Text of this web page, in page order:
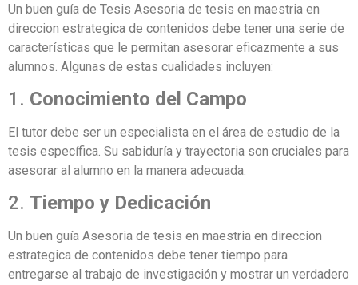
Un buen guía de Tesis Asesoria de tesis en maestria en
direccion estrategica de contenidos debe tener una serie de
características que le permitan asesorar eficazmente a sus
alumnos. Algunas de estas cualidades incluyen:
1. Conocimiento del Campo
El tutor debe ser un especialista en el área de estudio de la
tesis específica. Su sabiduría y trayectoria son cruciales para
asesorar al alumno en la manera adecuada.
2. Tiempo y Dedicación
Un buen guía Asesoria de tesis en maestria en direccion
estrategica de contenidos debe tener tiempo para
entregarse al trabajo de investigación y mostrar un verdadero